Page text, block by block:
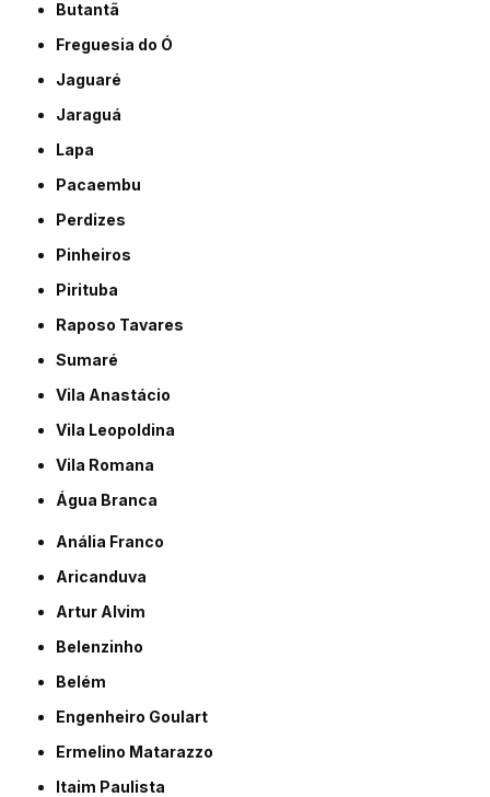
Butantã
Freguesia do Ó
Jaguaré
Jaraguá
Lapa
Pacaembu
Perdizes
Pinheiros
Pirituba
Raposo Tavares
Sumaré
Vila Anastácio
Vila Leopoldina
Vila Romana
Água Branca
Anália Franco
Aricanduva
Artur Alvim
Belenzinho
Belém
Engenheiro Goulart
Ermelino Matarazzo
Itaim Paulista